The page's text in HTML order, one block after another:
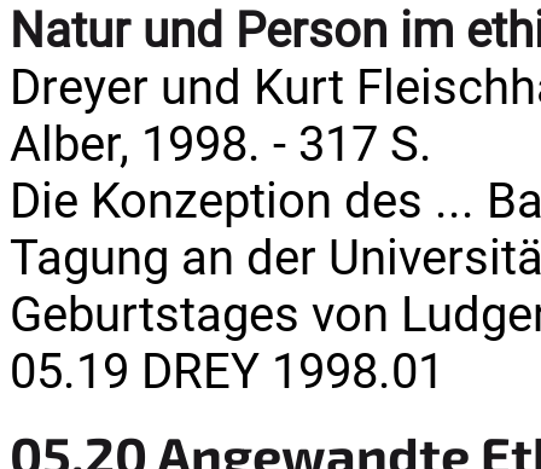
Natur und Person im
Dreyer und Kurt
Alber, 1998. - 317 S.
Die Konzeption des ...
Tagung an der
Geburtstages von
05.19 DREY 1998.01
05.20 Angewandte